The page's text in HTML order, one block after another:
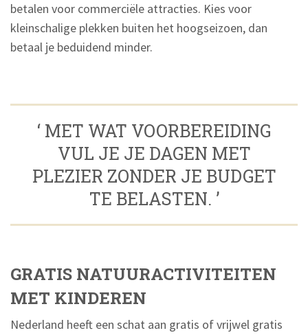
betalen voor commerciële attracties. Kies voor
kleinschalige plekken buiten het hoogseizoen, dan
betaal je beduidend minder.
‘ MET WAT VOORBEREIDING
VUL JE JE DAGEN MET
PLEZIER ZONDER JE BUDGET
TE BELASTEN. ’
GRATIS NATUURACTIVITEITEN
MET KINDEREN
Nederland heeft een schat aan gratis of vrijwel gratis